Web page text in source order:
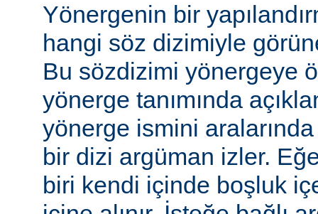
Yönergenin bir
hangi söz dizimiyle
Bu sözdizimi yönergeye
yönerge tanımında
yönerge ismini aralarında
bir dizi argüman izler.
biri kendi içinde boşluk